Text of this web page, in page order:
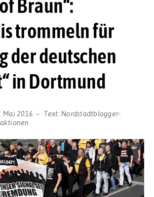
Braun“:
trommeln für
der deutschen
in Dortmund
Mai 2016 Text: Nordstadtblogger-